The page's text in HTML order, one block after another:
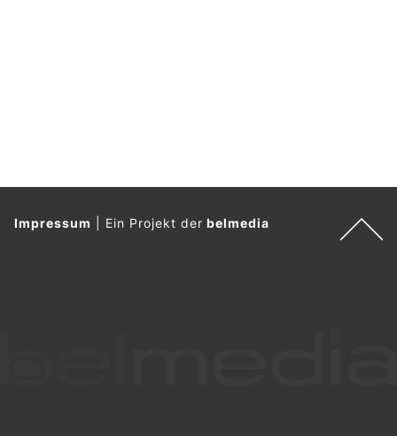
Impressum Ein Projekt derbelmedia